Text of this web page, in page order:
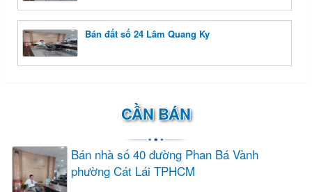
Bán đất số 24 Lâm Quang Ky
CẦN BÁN
Bán nhà số 40 đường Phan Bá Vành
phường Cát Lái TPHCM